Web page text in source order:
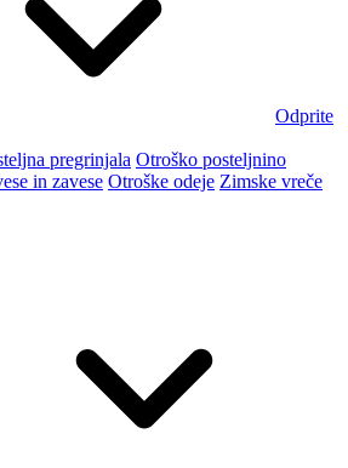
Odprite
pregrinjala Otroško posteljnino
in zavese Otroške odeje Zimske vreče